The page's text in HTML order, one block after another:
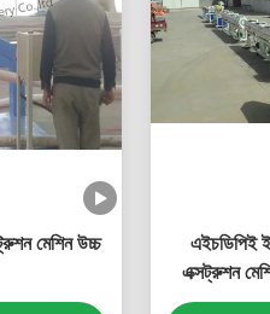
মেশিন উচ্চ
এইচডিপিই
এক্সট্রুশন